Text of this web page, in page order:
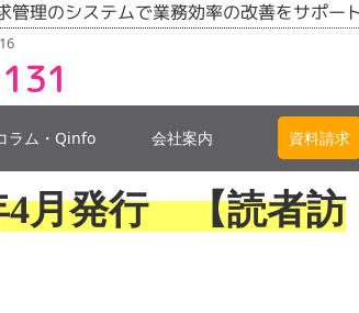
管理のシステムで業務効率の改善をサポー
ラム・Qinfo 会社案内 資料請求
月発行 【読者訪